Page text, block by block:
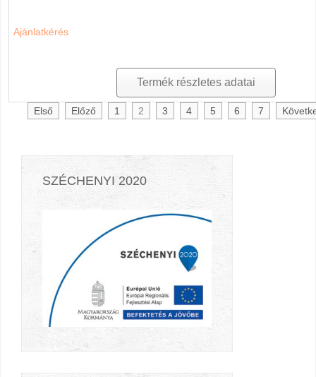
Ajánlatkérés
Termék részletes adatai
Első Előző 1 2 3 4 5 6 7
SZÉCHENYI 2020